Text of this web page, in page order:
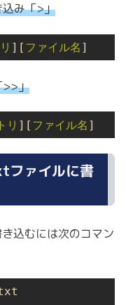
込み「>」
][ ファイル名 ]
>>」
リ ][ ファイル名 ]
ファイルに書
込むには次のコマン